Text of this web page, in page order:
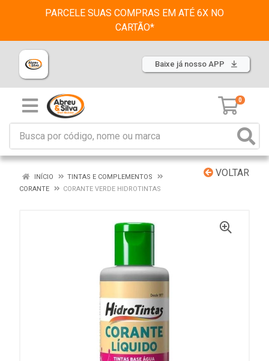
PARCELE SUAS COMPRAS EM ATÉ 6X NO
CARTÃO*
Baixe já nosso APP
0
VOLTAR
INÍCIO
TINTAS E COMPLEMENTOS
CORANTE
CORANTE VERDE HIDROTINTAS